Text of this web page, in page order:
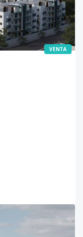
VENTA